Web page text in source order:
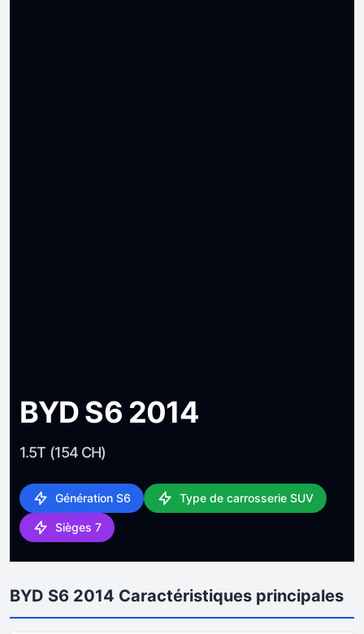
BYD S6 2014
1.5T (154 CH)
Génération S6 Type de carrosserie SUV
Sièges 7
BYD S6 2014 Caractéristiques principales